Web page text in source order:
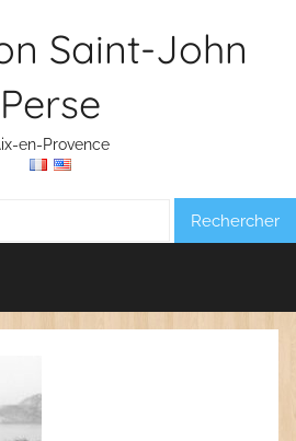
Saint-John
Perse
en-Provence